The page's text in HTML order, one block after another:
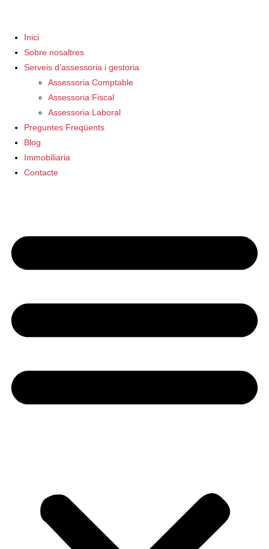
Inici
Sobre nosaltres
Serveis d’assessoria i gestoria
Assessoria Comptable
Assessoria Fiscal
Assessoria Laboral
Preguntes Freqüents
Blog
Immobiliaria
Contacte